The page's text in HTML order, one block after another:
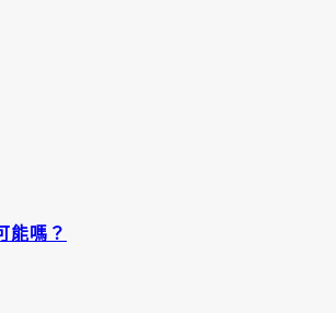
能嗎？